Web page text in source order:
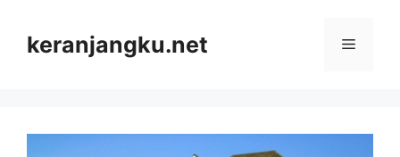
contentkeranjangku.net Menu